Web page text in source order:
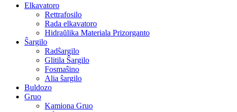
Elkavatoro
Rettrafosilo
Rada elkavatoro
Hidraŭlika Materiala Prizorganto
Ŝargilo
Radŝargilo
Glitila Ŝargilo
Fosmaŝino
Alia ŝargilo
Buldozo
Gruo
Kamiona Gruo